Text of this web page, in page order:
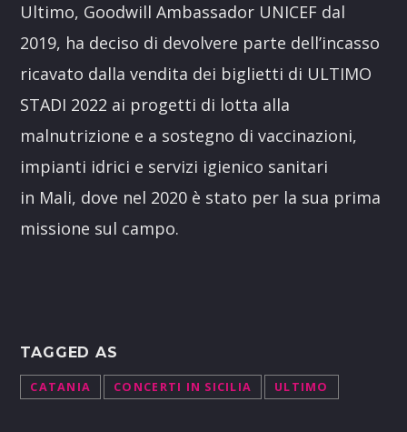
Ultimo, Goodwill Ambassador UNICEF dal
2019, ha deciso di devolvere parte dell’incasso
ricavato dalla vendita dei biglietti di ULTIMO
STADI 2022 ai progetti di lotta alla
malnutrizione e a sostegno di vaccinazioni,
impianti idrici e servizi igienico sanitari
in Mali, dove nel 2020 è stato per la sua prima
missione sul campo.
TAGGED AS
CATANIA CONCERTI IN SICILIA ULTIMO